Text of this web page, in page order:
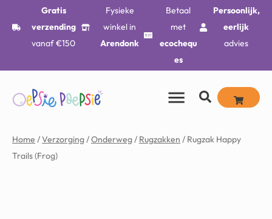
Gratis
verzending
vanaf €150
Fysieke
winkel in
Arendonk
Betaal
met
ecochequ
es
Persoonlijk,
eerlijk
advies
Home /Verzorging/Onderweg/ Rugzakken / Rugzak Happy
Trails (Frog)